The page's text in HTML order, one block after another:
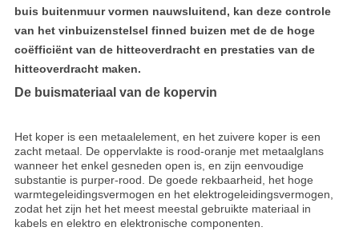
buis buitenmuur vormen nauwsluitend, kan deze controle
van het vinbuizenstelsel finned buizen met de de hoge
coëfficiënt van de hitteoverdracht en prestaties van de
hitteoverdracht maken.
De buismateriaal van de kopervin
Het koper is een metaalelement, en het zuivere koper is een
zacht metaal. De oppervlakte is rood-oranje met metaalglans
wanneer het enkel gesneden open is, en zijn eenvoudige
substantie is purper-rood. De goede rekbaarheid, het hoge
warmtegeleidingsvermogen en het elektrogeleidingsvermogen,
zodat het zijn het het meest meestal gebruikte materiaal in
kabels en elektro en elektronische componenten.